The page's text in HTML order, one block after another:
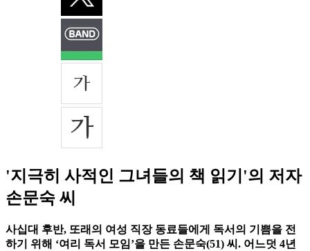
'지극히 사적인 그녀들의 책 읽기'의 저자
손문숙 씨
사십대 후반, 또래의 여성 직장 동료들에게 독서의 기쁨을 전
하기 위해 ‘여리 독서 모임’을 만든 손문숙(51) 씨. 어느덧 4년